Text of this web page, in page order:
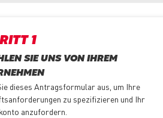
1
SIE UNS VON IHREM
dieses Antragsformular aus, um Ihre
zu spezifizieren und Ihr
anzufordern.